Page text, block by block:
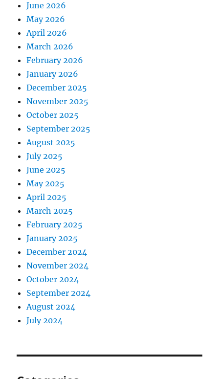
June 2026
May 2026
April 2026
March 2026
February 2026
January 2026
December 2025
November 2025
October 2025
September 2025
August 2025
July 2025
June 2025
May 2025
April 2025
March 2025
February 2025
January 2025
December 2024
November 2024
October 2024
September 2024
August 2024
July 2024